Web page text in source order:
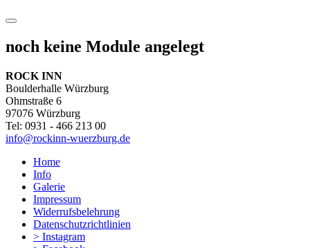
noch keine Module angelegt
ROCK INN
Boulderhalle Würzburg
Ohmstraße 6
97076 Würzburg
Tel: 0931 - 466 213 00
info@rockinn-wuerzburg.de
Home
Info
Galerie
Impressum
Widerrufsbelehrung
Datenschutzrichtlinien
> Instagram